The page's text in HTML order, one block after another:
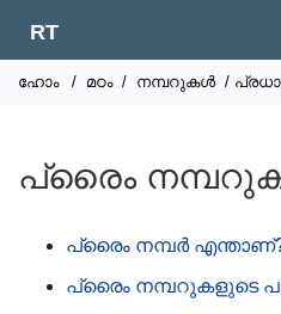
RT
ഹോം / മഠം / നമ്പറുകൾ /
പ്രൈം
പ്രൈം നമ്പർ
പ്രൈം നമ്പറുകളുടെ